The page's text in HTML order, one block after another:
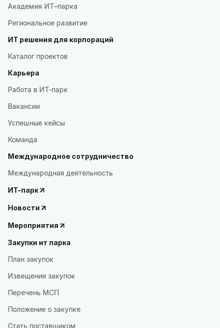
Академия ИТ–парка
Региональное развитие
ИТ решения для корпораций
Каталог проектов
Карьера
Работа в ИТ-парк
Вакансии
Успешные кейсы
Команда
Международное сотрудничество
Международная деятельность
ИТ-парк
Новости
Мероприятия
Закупки ит парка
План закупок
Извещения закупок
Перечень МСП
Положение о закупке
Стать поставщиком